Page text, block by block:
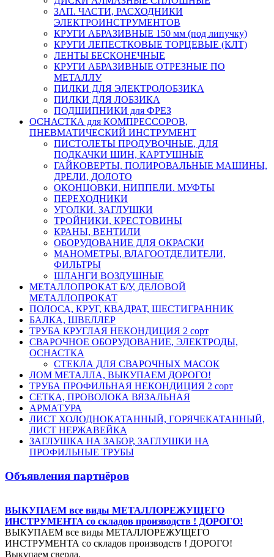
ЗАП. ЧАСТИ, РАСХОДНИКИ
ЭЛЕКТРОИНСТРУМЕНТОВ
КРУГИ АБРАЗИВНЫЕ 150 мм (под липучку)
КРУГИ ЛЕПЕСТКОВЫЕ ТОРЦЕВЫЕ (КЛТ)
ЛЕНТЫ БЕСКОНЕЧНЫЕ
КРУГИ АБРАЗИВНЫЕ ОТРЕЗНЫЕ ПО
МЕТАЛЛУ
ПИЛКИ ДЛЯ ЭЛЕКТРОЛОБЗИКА
ПИЛКИ ДЛЯ ЛОБЗИКА
ПОДШИПНИКИ для ФРЕЗ
ОСНАСТКА для КОМПРЕССОРОВ,
ПНЕВМАТИЧЕСКИЙ ИНСТРУМЕНТ
ПИСТОЛЕТЫ ПРОДУВОЧНЫЕ, ДЛЯ
ПОДКАЧКИ ШИН, КАРТУШНЫЕ
ГАЙКОВЕРТЫ, ПОЛИРОВАЛЬНЫЕ МАШИНЫ,
ДРЕЛИ, ДОЛОТО
ОКОНЦОВКИ, НИППЕЛИ. МУФТЫ
ПЕРЕХОДНИКИ
УГОЛКИ. ЗАГЛУШКИ
ТРОЙНИКИ, КРЕСТОВИНЫ
КРАНЫ, ВЕНТИЛИ
ОБОРУДОВАНИЕ ДЛЯ ОКРАСКИ
МАНОМЕТРЫ, ВЛАГООТДЕЛИТЕЛИ,
ФИЛЬТРЫ
ШЛАНГИ ВОЗДУШНЫЕ
МЕТАЛЛОПРОКАТ Б/У, ДЕЛОВОЙ
МЕТАЛЛОПРОКАТ
ПОЛОСА, КРУГ, КВАДРАТ, ШЕСТИГРАННИК
БАЛКА, ШВЕЛЛЕР
ТРУБА КРУГЛАЯ НЕКОНДИЦИЯ 2 сорт
СВАРОЧНОЕ ОБОРУДОВАНИЕ, ЭЛЕКТРОДЫ,
ОСНАСТКА
СТЕКЛА ДЛЯ СВАРОЧНЫХ МАСОК
ЛОМ МЕТАЛЛА, ВЫКУПАЕМ ДОРОГО!
ТРУБА ПРОФИЛЬНАЯ НЕКОНДИЦИЯ 2 сорт
СЕТКА, ПРОВОЛОКА ВЯЗАЛЬНАЯ
АРМАТУРА
ЛИСТ ХОЛОДНОКАТАННЫЙ, ГОРЯЧЕКАТАННЫЙ,
ЛИСТ НЕРЖАВЕЙКА
ЗАГЛУШКА НА ЗАБОР, ЗАГЛУШКИ НА
ПРОФИЛЬНЫЕ ТРУБЫ
Объявления партнёров
ВЫКУПАЕМ все виды МЕТАЛЛОРЕЖУЩЕГО
ИНСТРУМЕНТА со складов производств ! ДОРОГО!
ВЫКУПАЕМ все виды МЕТАЛЛОРЕЖУЩЕГО
ИНСТРУМЕНТА со складов производств ! ДОРОГО!
Выкупаем сверла.